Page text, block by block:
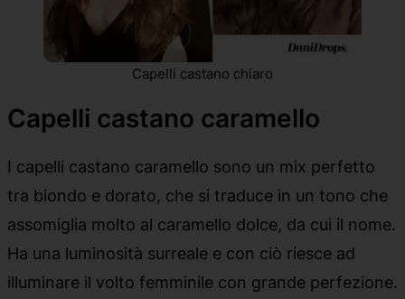
Capelli castano chiaro
Capelli castano caramello
I capelli castano caramello sono un mix perfetto
tra biondo e dorato, che si traduce in un tono che
assomiglia molto al caramello dolce, da cui il nome.
Ha una luminosità surreale e con ciò riesce ad
illuminare il volto femminile con grande perfezione.